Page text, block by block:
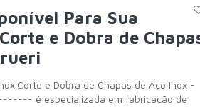
Para Sua
e Dobra de
e Dobra de Chapas de Aço Inox -
é especializada em fabricação de